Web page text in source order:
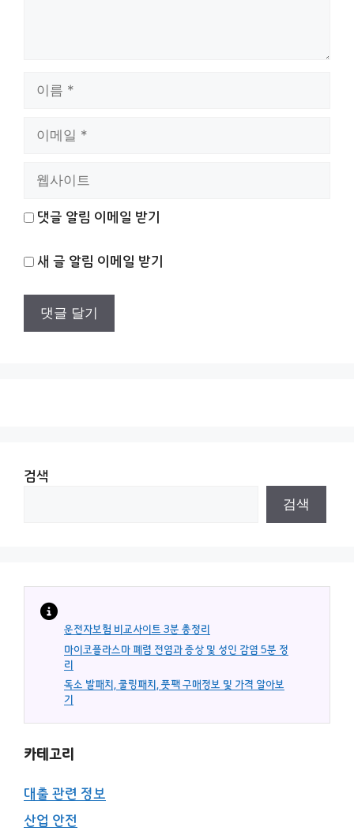
이 댓글 알림 이메일 받기
새 글 알림 이메일 받기
검색
검색
운전자보험 비교사이트 3분 총정리
마이코플라스마 폐렴 전염과 증상 및 성인 감염 5분 정
리
독소 발패치, 쿨링패치, 풋팩 구매정보 및 가격 알아보
기
카테고리
대출 관련 정보
산업 안전